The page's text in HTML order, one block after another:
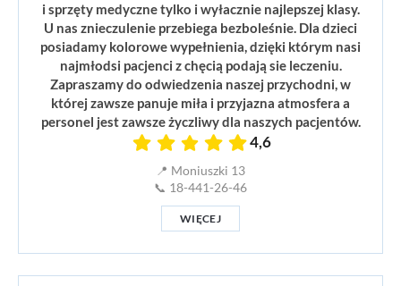
i sprzęty medyczne tylko i wyłacznie najlepszej klasy.
U nas znieczulenie przebiega bezboleśnie. Dla dzieci
posiadamy kolorowe wypełnienia, dzięki którym nasi
najmłodsi pacjenci z chęcią podają sie leczeniu.
Zapraszamy do odwiedzenia naszej przychodni, w
której zawsze panuje miła i przyjazna atmosfera a
personel jest zawsze życzliwy dla naszych pacjentów.
4,6
📍 Moniuszki 13
📞 18-441-26-46
WIĘCEJ